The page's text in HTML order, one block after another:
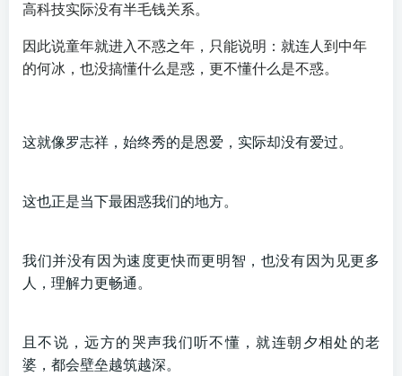
高科技实际没有半毛钱关系。
因此说童年就进入不惑之年， 只能说明：就连人到中年
的何冰，也没搞懂什么是惑，更不懂什么是不惑。
这就像罗志祥，始终秀的是恩爱，实际却没有爱过。
这也正是当下最困惑我们的地方。
我们并没有因为速度更快而更明智，也没有因为见更多
人，理解力更畅通。
且不说，远方的哭声我们听不懂，就连朝夕相处的老
婆，都会壁垒越筑越深。